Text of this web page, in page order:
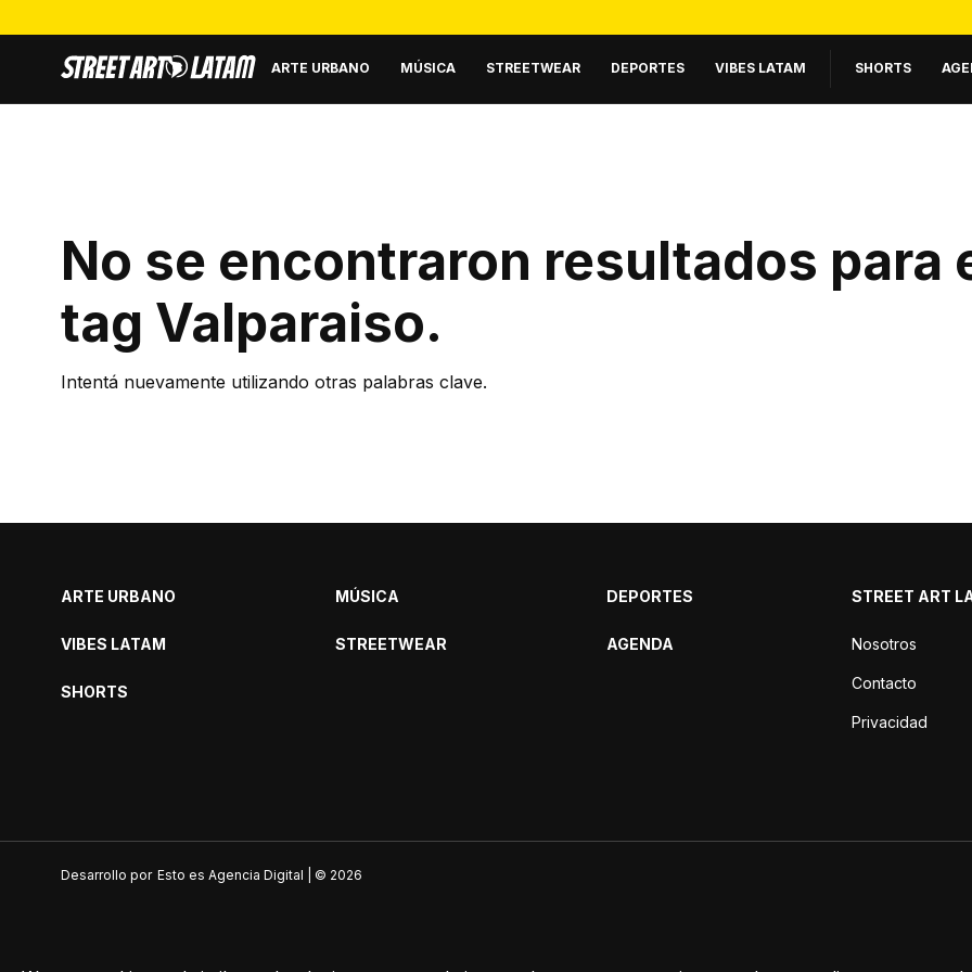
ARTE URBANO MÚSICA STREETWEAR DEPORTES VIBES LATAM SHORTS
No se encontraron resultados para
tag Valparaiso.
Intentá nuevamente utilizando otras palabras clave.
ARTE URBANO
VIBES LATAM
SHORTS
MÚSICA
STREETWEAR
DEPORTES
AGENDA
STREET ART
Nosotros
Contacto
Privacidad
Desarrollo por Esto es Agencia Digital | © 2026